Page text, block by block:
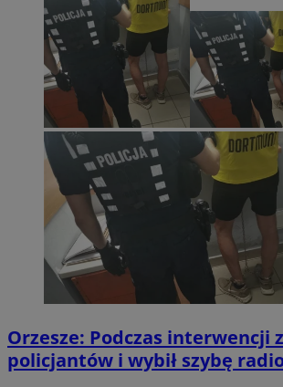
Orzesze: Podczas interwencji
policjantów i wybił szybę